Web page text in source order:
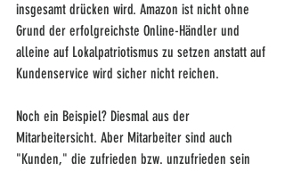
insgesamt drücken wird. Amazon ist nicht ohne
Grund der erfolgreichste Online-Händler und
alleine auf Lokalpatriotismus zu setzen anstatt auf
Kundenservice wird sicher nicht reichen.
Noch ein Beispiel? Diesmal aus der
Mitarbeitersicht. Aber Mitarbeiter sind auch
"Kunden," die zufrieden bzw. unzufrieden sein